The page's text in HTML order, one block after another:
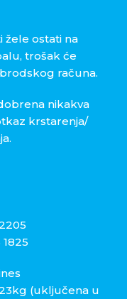
žele ostati na
trošak će
računa.
nikakva
krstarenja/
(uključena u